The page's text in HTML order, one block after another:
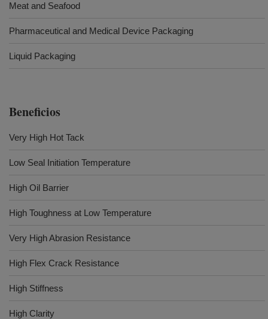
Meat and Seafood
Pharmaceutical and Medical Device Packaging
Liquid Packaging
Beneficios
Very High Hot Tack
Low Seal Initiation Temperature
High Oil Barrier
High Toughness at Low Temperature
Very High Abrasion Resistance
High Flex Crack Resistance
High Stiffness
High Clarity